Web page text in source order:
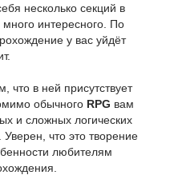
несколько секций в
интересного. По
у вас уйдёт
что в ней присутствует
обычного RPG вам
и сложных логических
Уверен, что это творение
любителям